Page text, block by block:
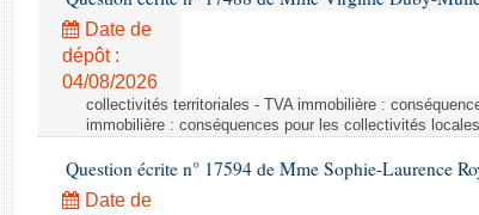
Date de
dépôt :
04/08/2026
collectivités territoriales - TVA immobilière :
immobilière : conséquences pour les collectivités locales
Question écrite n° 17594 de Mme Sophie-Laurence
Date de